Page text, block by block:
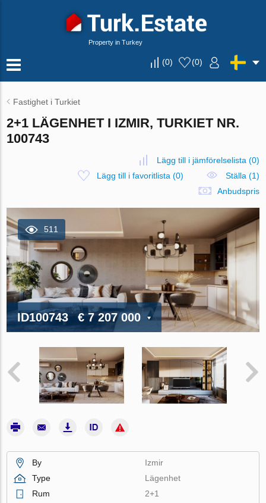
Property in Turkey
(0) (0)
Fastighet i Turkiet
2+1 LÄGENHET I IZMIR, TURKIET NR.
100743
Lägg till i jämförelselista (0)
Lägg till i favoritlista (0)
Ställa (1)
Anbudspris
511
ID100743 € 7 207 000
By
Izmir
Type
Lägenhet
Rum
2+1